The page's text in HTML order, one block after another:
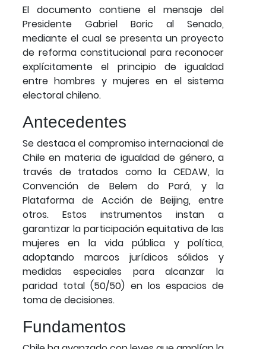
El documento contiene el mensaje del
Presidente Gabriel Boric al Senado,
mediante el cual se presenta un proyecto
de reforma constitucional para reconocer
explícitamente el principio de igualdad
entre hombres y mujeres en el sistema
electoral chileno.
Antecedentes
Se destaca el compromiso internacional de
Chile en materia de igualdad de género, a
través de tratados como la CEDAW, la
Convención de Belem do Pará, y la
Plataforma de Acción de Beijing, entre
otros. Estos instrumentos instan a
garantizar la participación equitativa de las
mujeres en la vida pública y política,
adoptando marcos jurídicos sólidos y
medidas especiales para alcanzar la
paridad total (50/50) en los espacios de
toma de decisiones.
Fundamentos